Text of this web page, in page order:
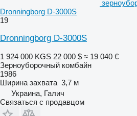
Dronningborg D-3000S
19
Dronningborg D-3000S
1 924 000 KGS 22 000 $ ≈ 19 040 €
Зерноуборочный комбайн
1986
Ширина захвата 3,7 м
Украина, Галич
Связаться с продавцом